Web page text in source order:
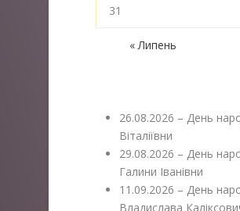
31
« Липень
26.08.2026 – День
Віталіївни
29.08.2026 – День
Галини Іванівни
11.09.2026 – День
Владислава